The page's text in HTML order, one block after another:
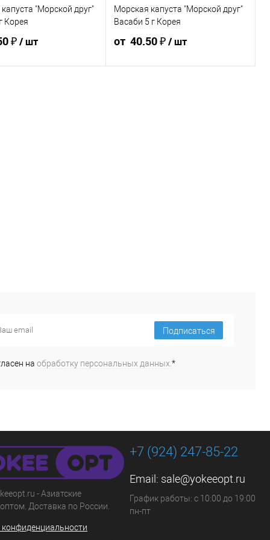
"Морской друг"
Корея
₽/ шт
Морская капуста "Морской друг"
Васаби 5 г Корея
от 40.50 ₽/ шт
Подписаться
на обработку персональных данных. *
- Азиатские
Доставка по России.
конфиденциальности
+7 (924) 247-85-22
Email: sale@yokeeopt.ru
График работы: с 10:00 до 19:00
пн-пт